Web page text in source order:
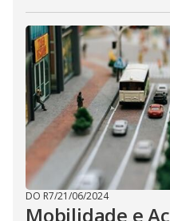
DO R7/21/06/2024
Mobilidade e